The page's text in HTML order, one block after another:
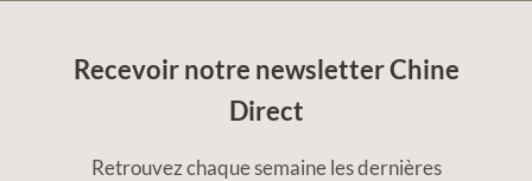
Recevoir notre newsletter Chine
Direct
Retrouvez chaque semaine les dernières